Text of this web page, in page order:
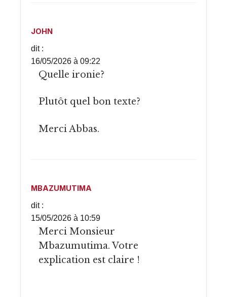
JOHN
dit :
16/05/2026 à 09:22
Quelle ironie?
Plutôt quel bon texte?
Merci Abbas.
MBAZUMUTIMA
dit :
15/05/2026 à 10:59
Merci Monsieur
Mbazumutima. Votre
explication est claire !